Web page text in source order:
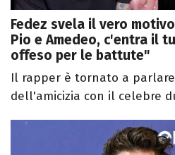
Fedez svela il vero
Pio e Amedeo, c'entra il
offeso per le battute"
Il rapper è tornato a
dell'amicizia con il celebre